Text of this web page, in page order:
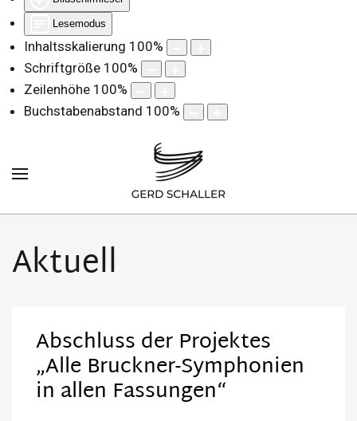
Lesemodus
Inhaltsskalierung 100%
Schriftgröße 100%
Zeilenhöhe 100%
Buchstabenabstand 100%
Aktuell
Abschluss der Projektes
„Alle Bruckner-Symphonien
in allen Fassungen“